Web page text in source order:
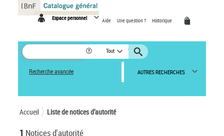
Espace personnel Aide Une question ? Historique
Tout
Recherche avancée AUTRES RECHERCHES
Accueil Liste de notices d’autorité
1 Notices d'autorité
Panneau de gestion des cookies